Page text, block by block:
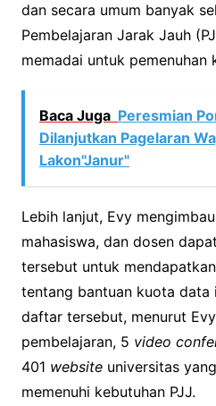
dan secara umum banyak
Pembelajaran Jarak Jauh
memadai untuk pemenuhan
Baca Juga Peresmian
Dilanjutkan Pagelaran
Lakon"Janur"
Lebih lanjut, Evy
mahasiswa, dan dosen
tersebut untuk
tentang bantuan kuota data
daftar tersebut, menurut
pembelajaran, 5 video
401 websiteuniversitas
memenuhi kebutuhan PJJ.